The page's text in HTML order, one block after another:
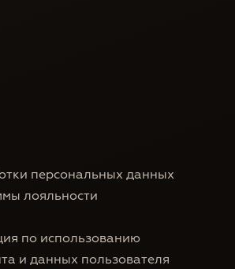
персональных данных
лояльности
по использованию
и данных пользователя